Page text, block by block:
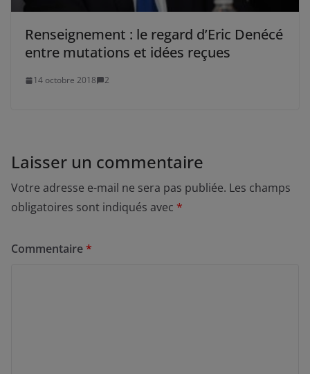
Renseignement : le regard d’Eric Denécé
entre mutations et idées reçues
14 octobre 2018 2
Laisser un commentaire
Votre adresse e-mail ne sera pas publiée. Les champs
obligatoires sont indiqués avec *
Commentaire*